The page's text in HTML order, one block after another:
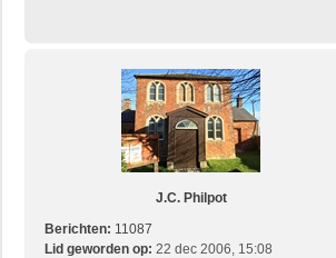
o
n
n
y
J.C. Philpot
Berichten: 11087
Lid geworden op: 22 dec 2006, 15:08